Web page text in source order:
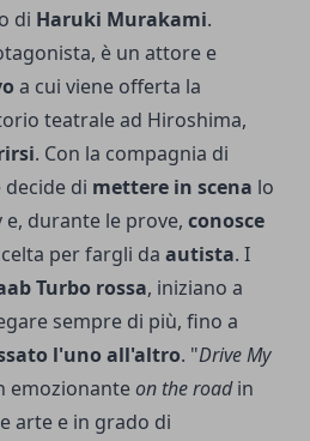
di Haruki Murakami.
è un attore e
a cui viene offerta la
teatrale ad Hiroshima,
. Con la compagnia di
di mettere in scena lo
e, durante le prove, conosce
per fargli da autista. I
Turbo rossa, iniziano a
sempre di più, fino a
l'uno all'altro. "Drive My
emozionanteon the roadin
arte e in grado di